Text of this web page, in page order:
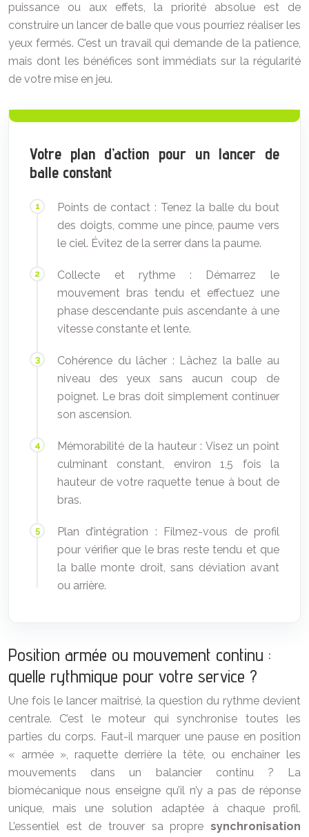
puissance ou aux effets, la priorité absolue est de
construire un lancer de balle que vous pourriez réaliser les
yeux fermés. C’est un travail qui demande de la patience,
mais dont les bénéfices sont immédiats sur la régularité
de votre mise en jeu.
Votre plan d’action pour un lancer de
balle constant
Points de contact : Tenez la balle du bout
des doigts, comme une pince, paume vers
le ciel. Évitez de la serrer dans la paume.
Collecte et rythme : Démarrez le
mouvement bras tendu et effectuez une
phase descendante puis ascendante à une
vitesse constante et lente.
Cohérence du lâcher : Lâchez la balle au
niveau des yeux sans aucun coup de
poignet. Le bras doit simplement continuer
son ascension.
Mémorabilité de la hauteur : Visez un point
culminant constant, environ 1,5 fois la
hauteur de votre raquette tenue à bout de
bras.
Plan d’intégration : Filmez-vous de profil
pour vérifier que le bras reste tendu et que
la balle monte droit, sans déviation avant
ou arrière.
Position armée ou mouvement continu :
quelle rythmique pour votre service ?
Une fois le lancer maîtrisé, la question du rythme devient
centrale. C’est le moteur qui synchronise toutes les
parties du corps. Faut-il marquer une pause en position
« armée », raquette derrière la tête, ou enchaîner les
mouvements dans un balancier continu ? La
biomécanique nous enseigne qu’il n’y a pas de réponse
unique, mais une solution adaptée à chaque profil.
L’essentiel est de trouver sa propre synchronisation